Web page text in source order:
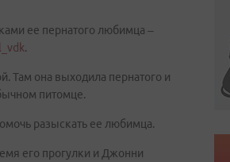
ее пернатого любимца –
.
Там она выходила пернатого и
питомце.
разыскать ее любимца.
его прогулки и Джонни